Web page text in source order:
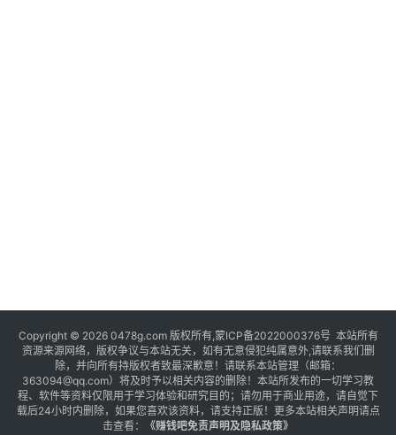
Copyright © 2026 0478g.com 版权所有,蒙ICP备2022000376号 本站所有
资源来源网络，版权争议与本站无关，如有无意侵犯纯属意外,请联系我们删
除，并向所有持版权者致最深歉意！请联系本站管理（邮箱：
363094@qq.com）将及时予以相关内容的删除！本站所发布的一切学习教
程、软件等资料仅限用于学习体验和研究目的；请勿用于商业用途，请自觉下
载后24小时内删除，如果您喜欢该资料，请支持正版！更多本站相关声明请点
击查看：
《赚钱吧免责声明及隐私政策》